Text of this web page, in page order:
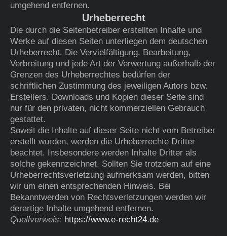
umgehend entfernen.
Urheberrecht
Die durch die Seitenbetreiber erstellten Inhalte und
Werke auf diesen Seiten unterliegen dem deutschen
Urheberrecht. Die Vervielfältigung, Bearbeitung,
Verbreitung und jede Art der Verwertung außerhalb der
Grenzen des Urheberrechtes bedürfen der
schriftlichen Zustimmung des jeweiligen Autors bzw.
Erstellers. Downloads und Kopien dieser Seite sind
nur für den privaten, nicht kommerziellen Gebrauch
gestattet.
Soweit die Inhalte auf dieser Seite nicht vom Betreiber
erstellt wurden, werden die Urheberrechte Dritter
beachtet. Insbesondere werden Inhalte Dritter als
solche gekennzeichnet. Sollten Sie trotzdem auf eine
Urheberrechtsverletzung aufmerksam werden, bitten
wir um einen entsprechenden Hinweis. Bei
Bekanntwerden von Rechtsverletzungen werden wir
derartige Inhalte umgehend entfernen.
Quellverweis: https://www.e-recht24.de